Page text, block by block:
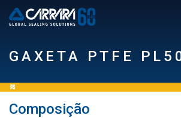
GAXETA PTFE
Composição